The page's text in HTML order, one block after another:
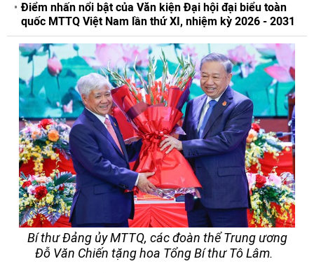
Điểm nhấn nổi bật của Văn kiện Đại hội đại biểu toàn
quốc MTTQ Việt Nam lần thứ XI, nhiệm kỳ 2026 - 2031
Bí thư Đảng ủy MTTQ, các đoàn thể Trung ương
Đỗ Văn Chiến tặng hoa Tổng Bí thư Tô Lâm.